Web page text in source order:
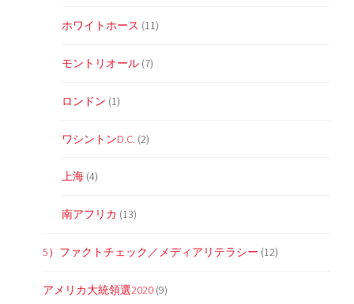
ホワイトホース (11)
モントリオール (7)
ロンドン (1)
ワシントンD.C. (2)
上海 (4)
南アフリカ (13)
5）ファクトチェック／メディアリテラシー (12)
アメリカ大統領選2020 (9)